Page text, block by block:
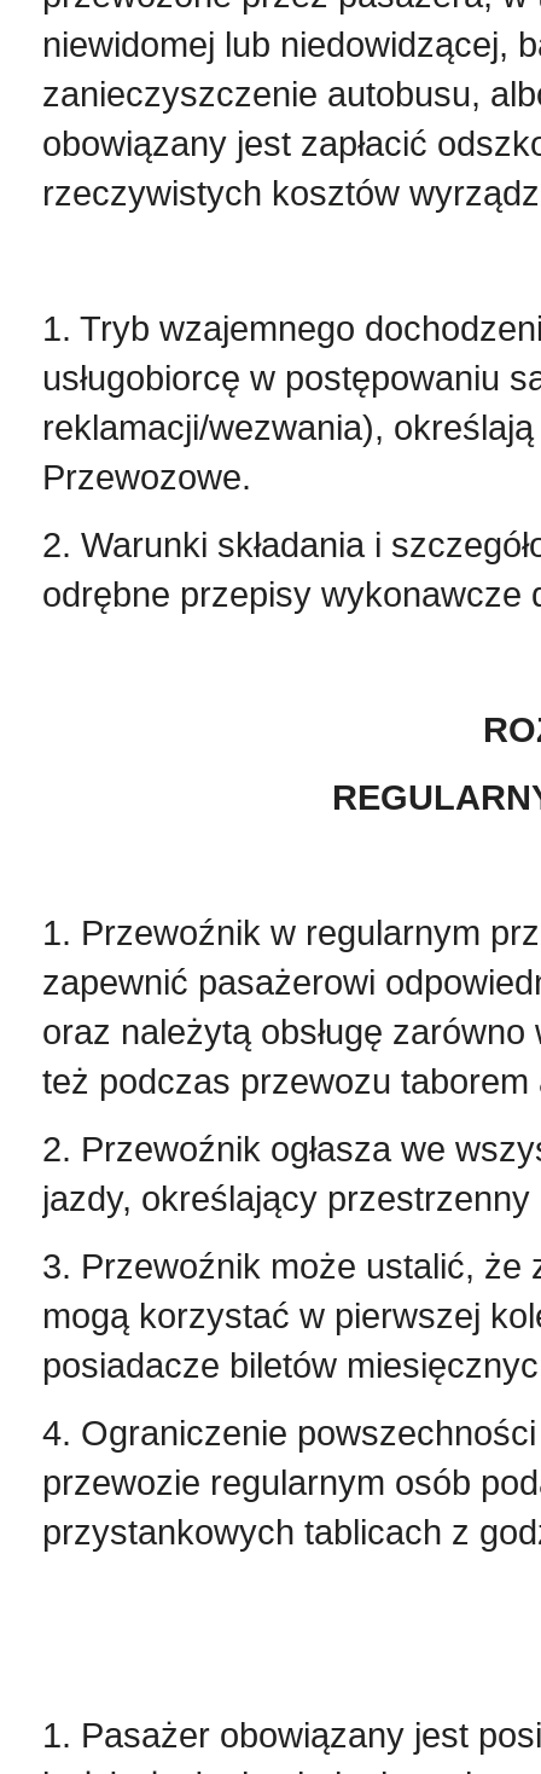
niewidomej lub niedowidzącej,
zanieczyszczenie autobusu,
obowiązany jest zapłacić
rzeczywistych kosztów
1. Tryb wzajemnego
usługobiorcę w postępowaniu
reklamacji/wezwania),
Przewozowe.
2. Warunki składania i
odrębne przepisy wykonawcze
1. Przewoźnik w regularnym
zapewnić pasażerowi
oraz należytą obsługę
też podczas przewozu taborem
2. Przewoźnik ogłasza we
jazdy, określający
3. Przewoźnik może ustalić,
mogą korzystać w pierwszej
posiadacze biletów
4. Ograniczenie
przewozie regularnym osób
przystankowych tablicach z
1. Pasażer obowiązany jest